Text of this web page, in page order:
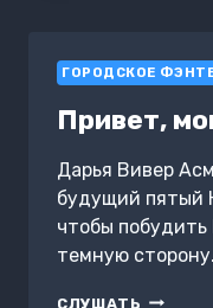
ГОРОДСКОЕ
Привет,
Дарья Вивер
будущий пятый
чтобы
темную
СЛУШАТЬ ПРИВЕТ,